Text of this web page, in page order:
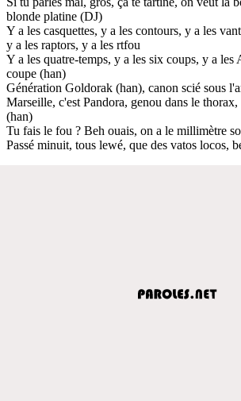
blonde platine (DJ)
Y a les casquettes, y a les contours, y a les
y a les raptors, y a les rtfou
Y a les quatre-temps, y a les six coups, y a les
coupe (han)
Génération Goldorak (han), canon scié sous
Marseille, c'est Pandora, genou dans le thorax,
(han)
Tu fais le fou ? Beh ouais, on a le millimètre
Passé minuit, tous lewé, que des vatos locos,